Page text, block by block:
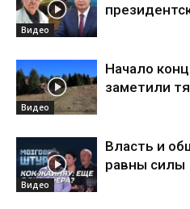
Видео
Видео
Начало
заметили
Видео
Власть и
равны силы